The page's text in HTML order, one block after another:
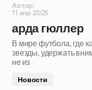
Автор:
11 апр 2025
арда гюллер
В мире футбола, где
звезды, удержать
не из
Новости